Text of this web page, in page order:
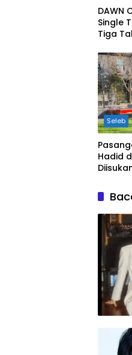
DAWN
Single
Tiga
Seleb
Hadid